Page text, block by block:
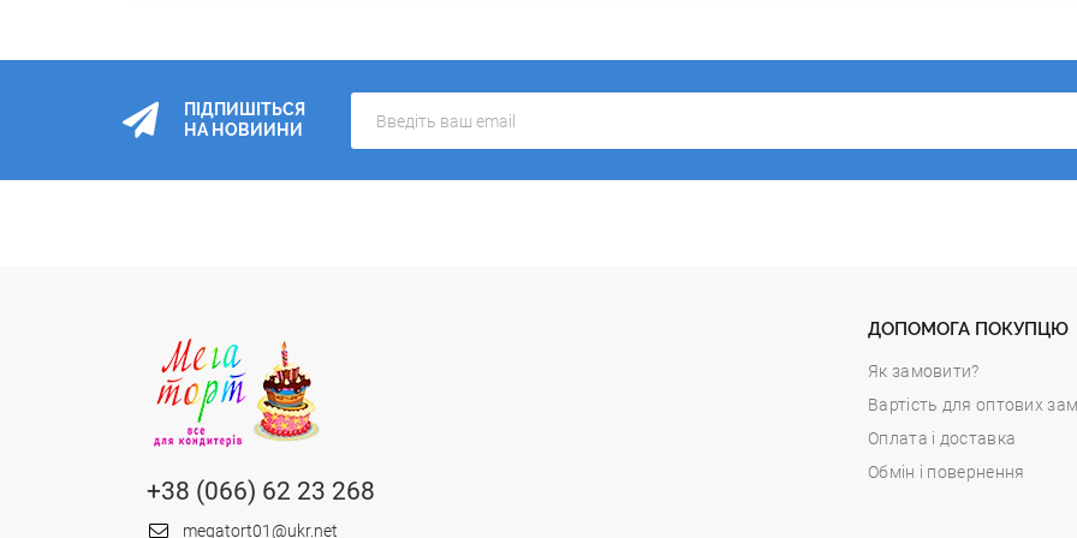
ПІДПИШІТЬСЯ
НА НОВИИНИ
+38 (066) 62 23 268
megatort01@ukr.net
ДОПОМОГА ПОКУПЦЮ
Як замовити?
Вартість для оптових
Оплата і доставка
Обмін і повернення